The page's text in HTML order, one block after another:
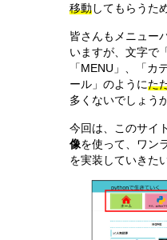
移動してもらうた
皆さんもメニュー
いますが、文字で
「MENU」、「カ
ール」のようにた
多くないでしょう
今回は、このサイ
像を使って、ワン
を実装していきた